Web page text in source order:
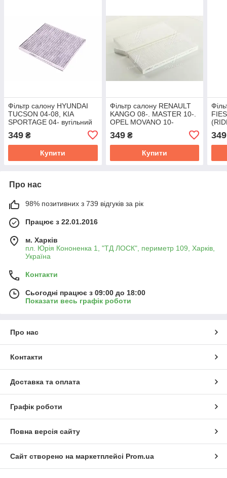
Фільтр салону HYUNDAI
TUCSON 04-08, KIA
SPORTAGE 04- вугільний
(RIDER) RD.61J6WP9302C
349 ₴
Купити
Фільтр салону RENAULT
KANGO 08-. MASTER 10-.
OPEL MOVANO 10-
(RIDER) RD.61J6WP9336
349₴
Купити
349
Про нас
98% позитивних з 739 відгуків за рік
Працює з 22.01.2016
м. Харків
пл. Юрія Кононенка 1, "ТД ЛОСК", периметр 109, Харків,
Україна
Контакти
Сьогодні працює з 09:00 до 18:00
Показати весь графік роботи
Про нас
Контакти
Доставка та оплата
Графік роботи
Повна версія сайту
Сайт створено на маркетплейсі Prom.ua